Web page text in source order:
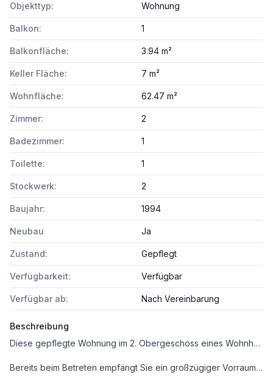
Objekttyp: Wohnung
Balkon: 1
Balkonfläche: 3.94 m²
Keller Fläche: 7 m²
Wohnfläche: 62.47 m²
Zimmer: 2
Badezimmer: 1
Toilette: 1
Stockwerk: 2
Baujahr: 1994
Neubau Ja
Zustand: Gepflegt
Verfügbarkeit: Verfügbar
Verfügbar ab: Nach Vereinbarung
Beschreibung
Diese gepflegte Wohnung im 2. Obergeschoss eines Wohnhauses (ohne Lift) überzeugt mit einer durchdachten Raumaufteilung, hellen Wohnräumen und einer angenehmen Wohnatmosphäre. Mit rund 62 m² Wohnfläche bietet sie ausreichend Platz für Singles, Paare oder auch als attraktive Anlegerwohnung.
Bereits beim Betreten empfängt Sie ein großzügiger Vorraum, von dem aus sämtliche Räume zentral begehbar sind. Die gepflegte Küche verfügt über reichlich Stauraum und bietet ideale Voraussetzungen für den Alltag. Der helle Wohn- und Essbereich bildet das Herzstück der Wohnung und eröffnet direkten Zugang zum Balkon, der zum Entspannen im Freien einlädt. Das gemütliche Schlafzimmer verfügt über einen praktischen Schrankraum und sorgt für zusätzlichen Komfort. Ergänzt wird das Raumangebot durch ein Badezimmer mit Badewanne sowie ein geräumiges Kellerabteil, das zusätzlichen Stauraum bietet.